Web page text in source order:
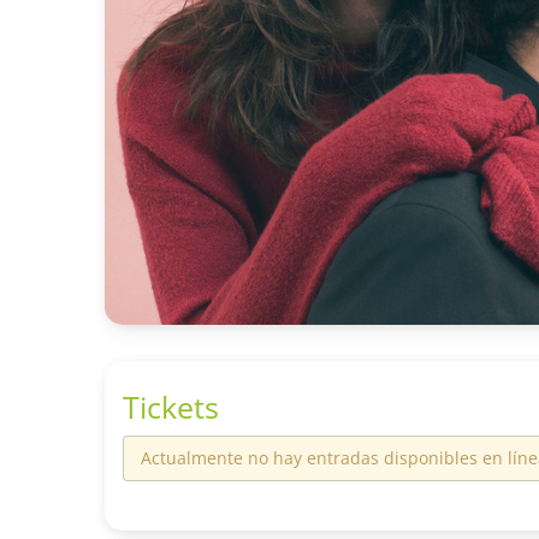
Tickets
Actualmente no hay entradas disponibles en